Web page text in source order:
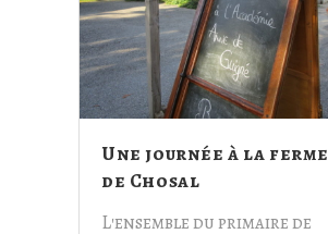
Une journée à la ferme
de Chosal
L'ensemble du primaire de